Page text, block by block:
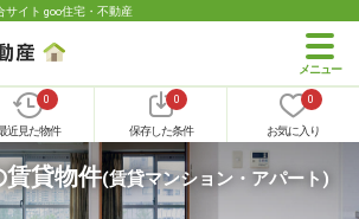
サイト goo住宅・不動産
0
近見た物件
0
保存した条件
0
お気に入り
賃貸物件(賃貸マンション・アパート)